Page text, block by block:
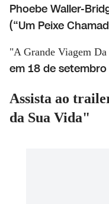
Phoebe Waller-
(“Um Peixe
"A Grande Viagem
em 18 de setembro
Assista ao
da Sua Vida"